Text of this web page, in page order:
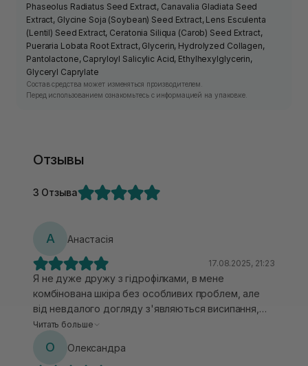
Phaseolus Radiatus Seed Extract, Canavalia Gladiata Seed
Extract, Glycine Soja (Soybean) Seed Extract, Lens Esculenta
(Lentil) Seed Extract, Ceratonia Siliqua (Carob) Seed Extract,
Pueraria Lobata Root Extract, Glycerin, Hydrolyzed Collagen,
Pantolactone, Capryloyl Salicylic Acid, Ethylhexylglycerin,
Glyceryl Caprylate
Состав средства может изменяться производителем.
Перед использованием ознакомьтесь с информацией на упаковке.
Отзывы
3 Отзыва
А Анастасія
17.08.2025, 21:23
Я не дуже дружу з гідрофілками, в мене
комбінована шкіра без особливих проблем, але
від невдалого догляду з'являються висипання,
від гідрофілок особливо. Але мені так сподобався
спробувати цей бальзам. Саме формат бальзаму
Читать больше
О Олександра